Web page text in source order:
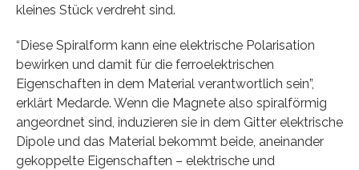
kleines Stück verdreht sind.
“Diese Spiralform kann eine elektrische Polarisation
bewirken und damit für die ferroelektrischen
Eigenschaften in dem Material verantwortlich sein”,
erklärt Medarde. Wenn die Magnete also spiralförmig
angeordnet sind, induzieren sie in dem Gitter elektrische
Dipole und das Material bekommt beide, aneinander
gekoppelte Eigenschaften – elektrische und